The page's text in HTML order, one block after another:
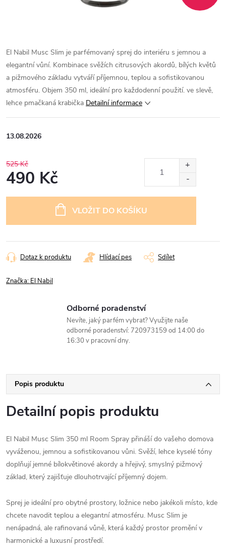
El Nabil Musc Slim je parfémovaný sprej do interiéru s jemnou a
elegantní vůní. Kombinace svěžích citrusových akordů, bílých květů
a pižmového základu vytváří příjemnou, teplou a sofistikovanou
atmosféru. Objem 350 ml, ideální pro každodenní použití. ve slevě,
lehce pmačkaná krabička Detailní informace
13.08.2026
525 Kč
490 Kč
VLOŽIT DO KOŠÍKU
Dotaz k produktu Hlídací pes Sdílet
Značka: El Nabil
Odborné poradenství
Nevíte, jaký parfém vybrat? Využijte naše
odborné poradenství: 720973159 od 14:00 do
16:30 v pracovní dny.
Popis produktu
Detailní popis produktu
El Nabil Musc Slim 350 ml Room Spray přináší do vašeho domova
vyváženou, jemnou a sofistikovanou vůni. Svěží, lehce kyselé tóny
doplňují jemné bílokvětinové akordy a hřejivý, smyslný pižmový
základ, který zajišťuje dlouhotrvající příjemný dojem.
Sprej je ideální pro obytné prostory, ložnice nebo jakékoli místo, kde
chcete navodit teplou a elegantní atmosféru. Musc Slim je
nenápadná, ale rafinovaná vůně, která každý prostor promění v
harmonické a luxusní prostředí.